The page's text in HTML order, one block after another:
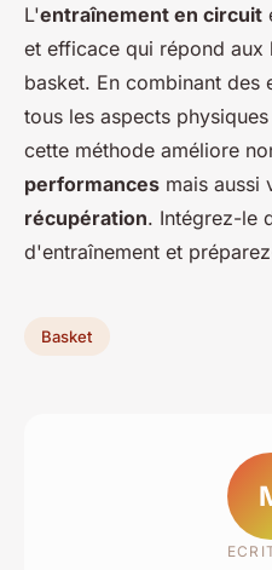
L'entraînement en circuit
et efficace qui répond aux
basket. En combinant des
tous les aspects
cette méthode améliore
performances mais aussi
récupération. Intégrez-le
d'entraînement et
Basket